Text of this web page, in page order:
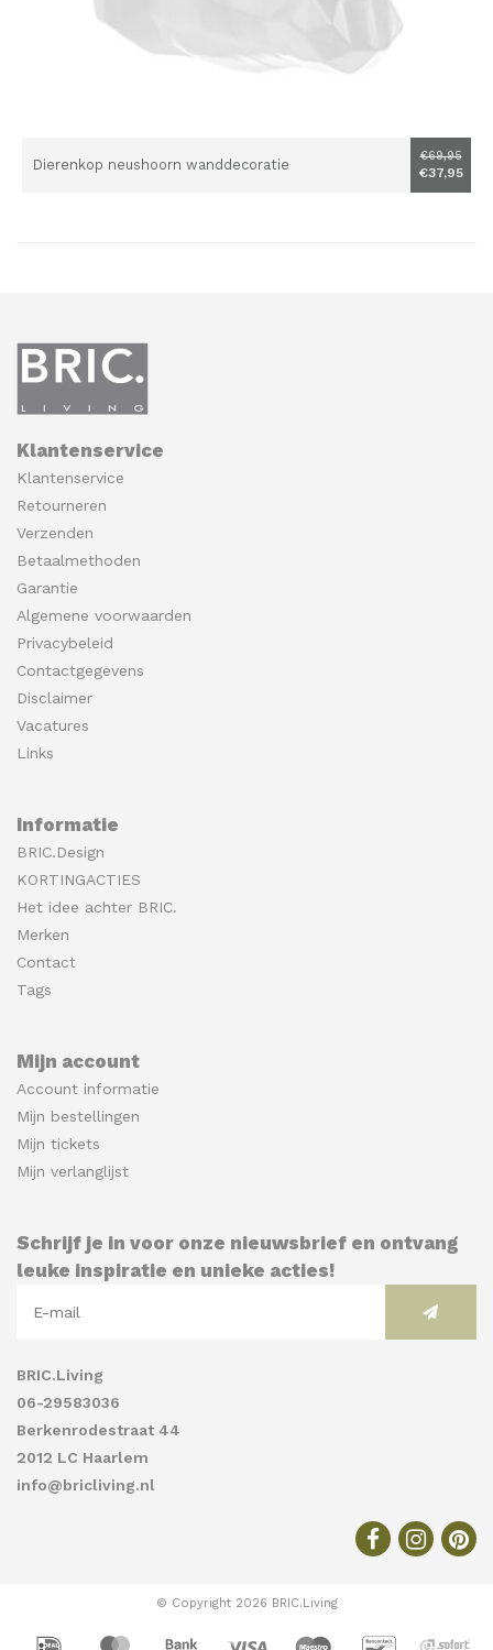
Dierenkop neushoorn wanddecoratie
€69,95
€37,95
Klantenservice
Klantenservice
Retourneren
Verzenden
Betaalmethoden
Garantie
Algemene voorwaarden
Privacybeleid
Contactgegevens
Disclaimer
Vacatures
Links
Informatie
BRIC.Design
KORTINGACTIES
Het idee achter BRIC.
Merken
Contact
Tags
Mijn account
Account informatie
Mijn bestellingen
Mijn tickets
Mijn verlanglijst
Schrijf je in voor onze nieuwsbrief en ontvang
leuke inspiratie en unieke acties!
BRIC.Living
06-29583036
Berkenrodestraat 44
2012 LC Haarlem
info@bricliving.nl
© Copyright 2026 BRIC.Living